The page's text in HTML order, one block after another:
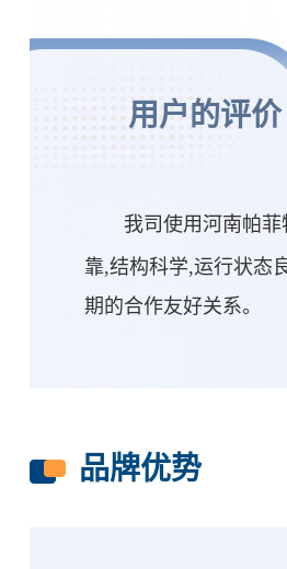
用户的评价
我司使用河南帕
靠,结构科学,运行状态
期的合作友好关系。
品牌优势